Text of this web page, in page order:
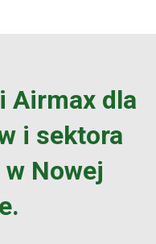
Airmax dla
i sektora
Nowej